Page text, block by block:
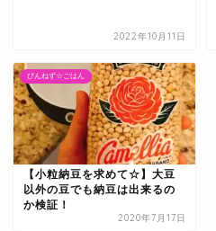
2022年10月11日
ぴんねず☆ごはん
【小粒納豆を求めて☆】大豆
以外の豆でも納豆は出来るの
か検証！
2020年7月17日